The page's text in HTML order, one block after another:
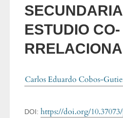
ESTUDIO CO-
Carlos Eduardo Cobos-
DOI: https://doi.org/